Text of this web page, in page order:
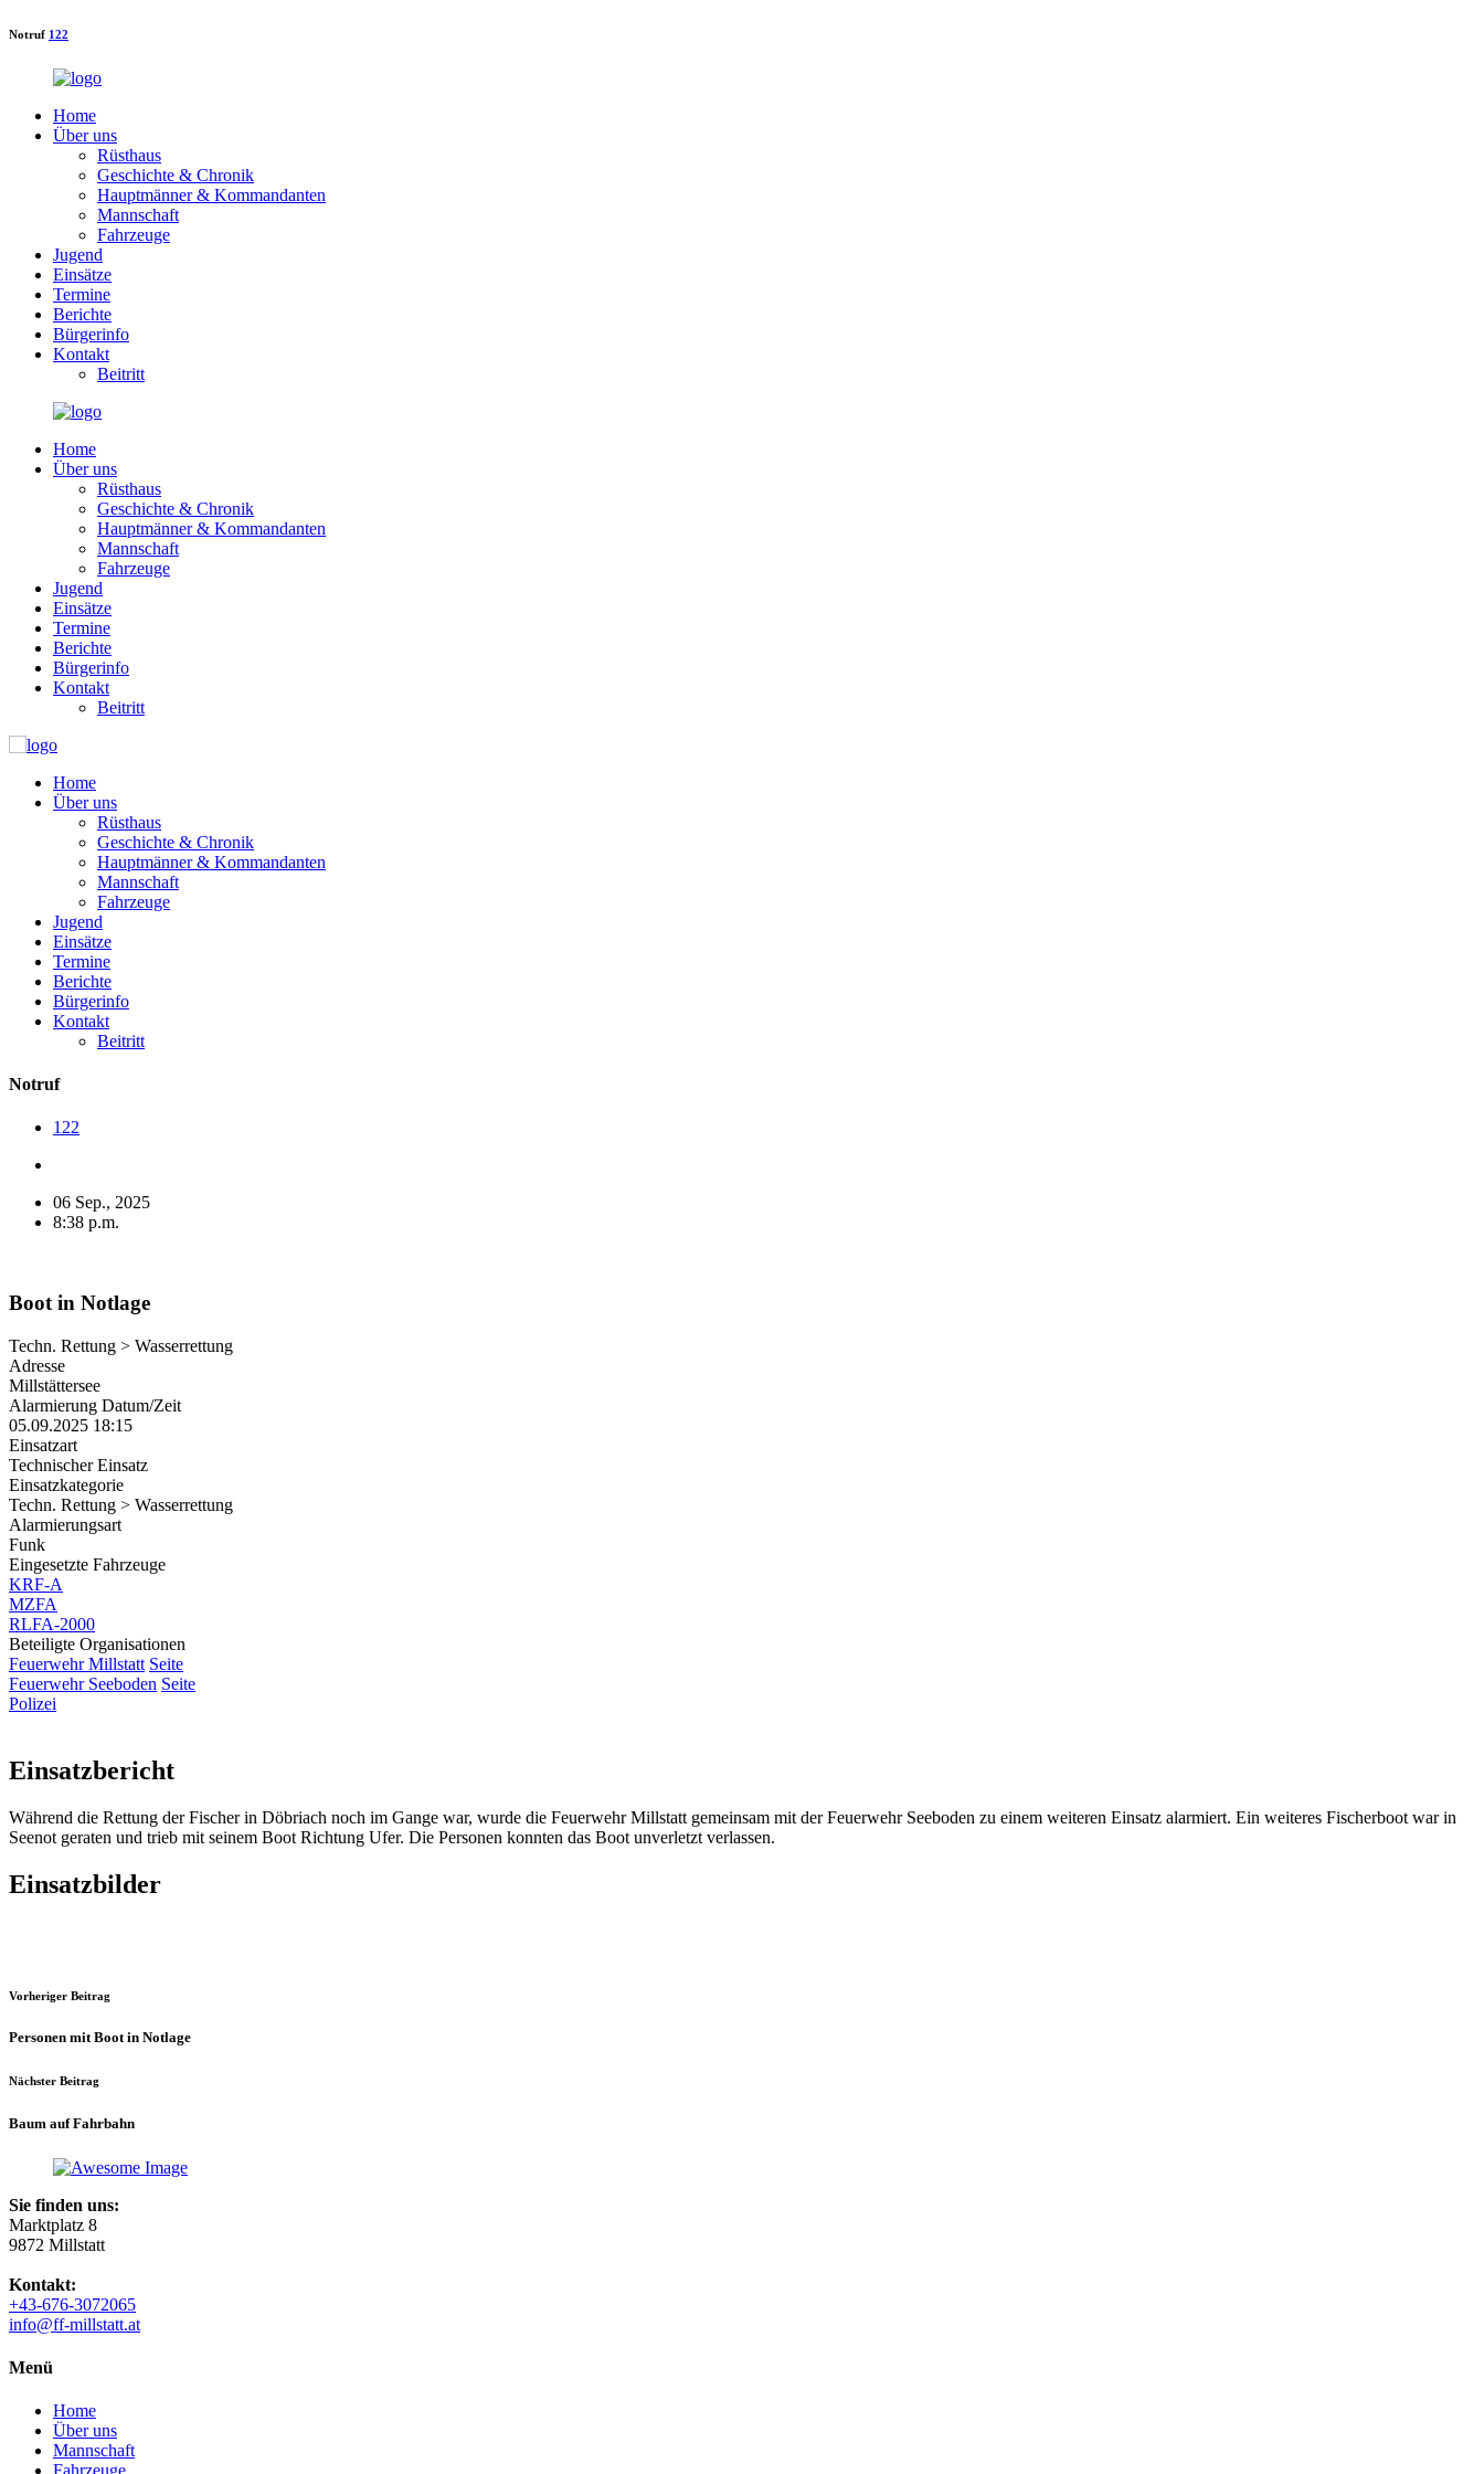
Notruf 122
Home
Über uns
Rüsthaus
Geschichte & Chronik
Hauptmänner & Kommandanten
Mannschaft
Fahrzeuge
Jugend
Einsätze
Termine
Berichte
Bürgerinfo
Kontakt
Beitritt
Home
Über uns
Rüsthaus
Geschichte & Chronik
Hauptmänner & Kommandanten
Mannschaft
Fahrzeuge
Jugend
Einsätze
Termine
Berichte
Bürgerinfo
Kontakt
Beitritt
Home
Über uns
Rüsthaus
Geschichte & Chronik
Hauptmänner & Kommandanten
Mannschaft
Fahrzeuge
Jugend
Einsätze
Termine
Berichte
Bürgerinfo
Kontakt
Beitritt
Notruf
122
06 Sep., 2025
8:38 p.m.
Boot in Notlage
Techn. Rettung > Wasserrettung
Adresse
Millstättersee
Alarmierung Datum/Zeit
05.09.2025 18:15
Einsatzart
Technischer Einsatz
Einsatzkategorie
Techn. Rettung > Wasserrettung
Alarmierungsart
Funk
Eingesetzte Fahrzeuge
KRF-A
MZFA
RLFA-2000
Beteiligte Organisationen
Feuerwehr Millstatt Seite
Feuerwehr Seeboden Seite
Polizei
Einsatzbericht
Während die Rettung der Fischer in Döbriach noch im Gange war, wurde die Feuerwehr Millstatt gemeinsam mit der Feuerwehr Seeboden zu einem weiteren Einsatz alarmiert. Ein weiteres Fischerboot war in
Seenot geraten und trieb mit seinem Boot Richtung Ufer. Die Personen konnten das Boot unverletzt verlassen.
Einsatzbilder
Vorheriger Beitrag
Personen mit Boot in Notlage
Nächster Beitrag
Baum auf Fahrbahn
Sie finden uns:
Marktplatz 8
9872 Millstatt
Kontakt:
+43-676-3072065
info@ff-millstatt.at
Menü
Home
Über uns
Mannschaft